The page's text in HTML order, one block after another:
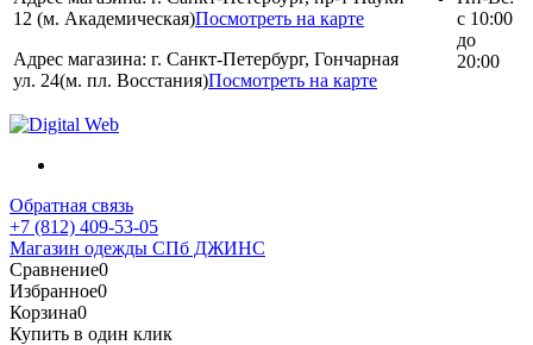
12 (м. Академическая)Посмотреть на карте
Адрес магазина: г. Санкт-Петербург, Гончарная
ул. 24(м. пл. Восстания)Посмотреть на карте
с 10:00
до
20:00
Обратная связь
+7 (812) 409-53-05
Магазин одежды СПб ДЖИНС
Сравнение0
Избранное0
Корзина0
Купить в один клик